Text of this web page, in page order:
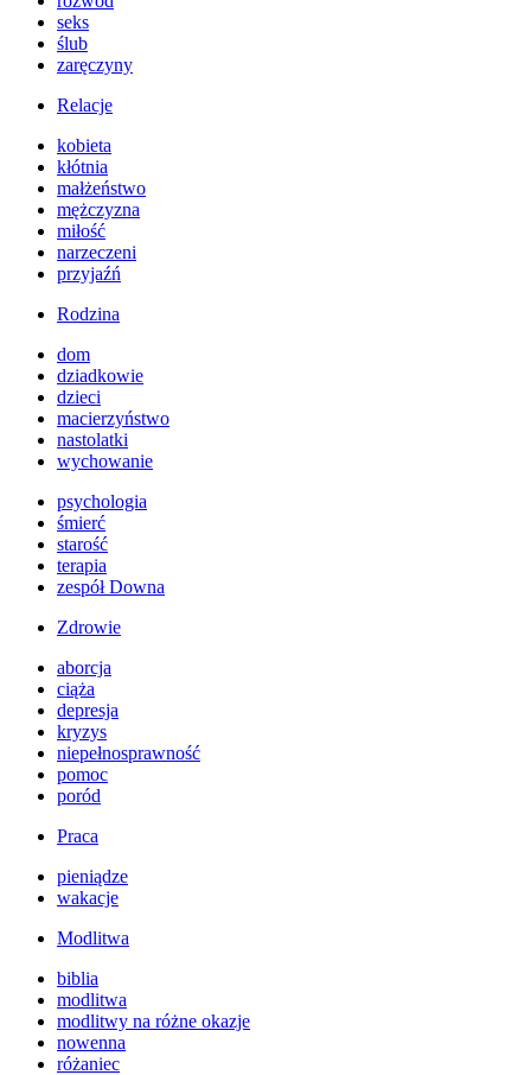
seks
ślub
zaręczyny
Relacje
kobieta
kłótnia
małżeństwo
mężczyzna
miłość
narzeczeni
przyjaźń
Rodzina
dom
dziadkowie
dzieci
macierzyństwo
nastolatki
wychowanie
psychologia
śmierć
starość
terapia
zespół Downa
Zdrowie
aborcja
ciąża
depresja
kryzys
niepełnosprawność
pomoc
poród
Praca
pieniądze
wakacje
Modlitwa
biblia
modlitwa
modlitwy na różne okazje
nowenna
różaniec